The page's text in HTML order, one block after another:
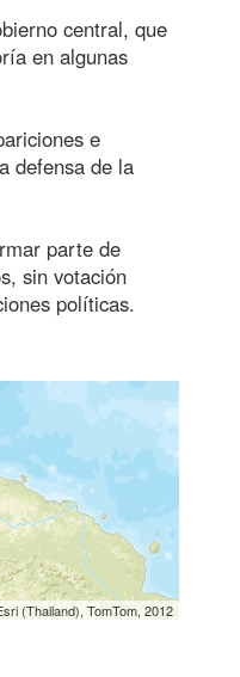
central, que
en algunas
e
defensa de la
parte de
sin votación
políticas.
(Thailand), TomTom, 2012